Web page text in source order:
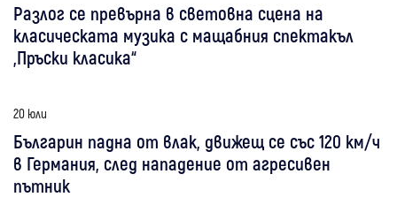
Разлог се превърна в световна сцена на
класическата музика с мащабния спектакъл
„Пръски класика“
20 юли
Българин падна от влак, движещ се със 120 км/ч
в Германия, след нападение от агресивен
пътник